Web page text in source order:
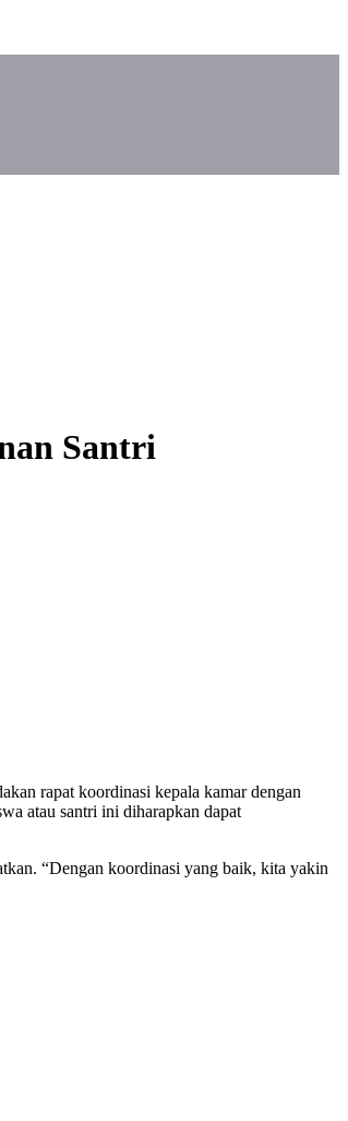
Santri
rapat koordinasi kepala kamar dengan
atau santri ini diharapkan dapat
“Dengan koordinasi yang baik, kita yakin